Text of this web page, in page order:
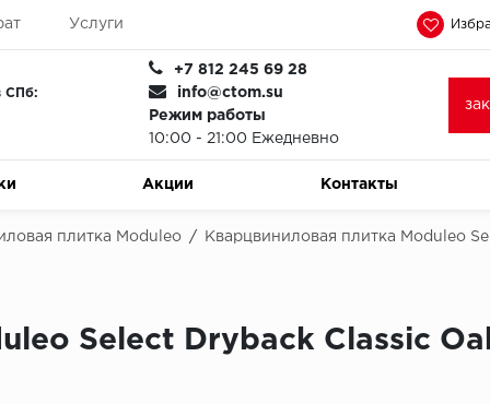
Услуги
СПб:
+7 812 245 69 28
info@ctom.su
Режим работы
10:00 - 21:00 Ежедневно
Акции Контакты
плитка Moduleo / Кварцвиниловая плитка Moduleo
Select Dryback Classic